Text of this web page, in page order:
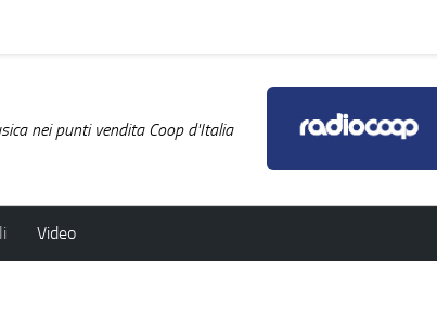
nei punti vendita Coop d'Italia
Video